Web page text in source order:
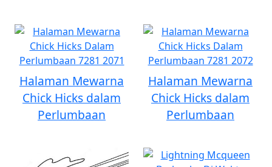
Halaman Mewarna
Chick Hicks dalam
Perlumbaan
Halaman Mewarna
Chick Hicks dalam
Perlumbaan